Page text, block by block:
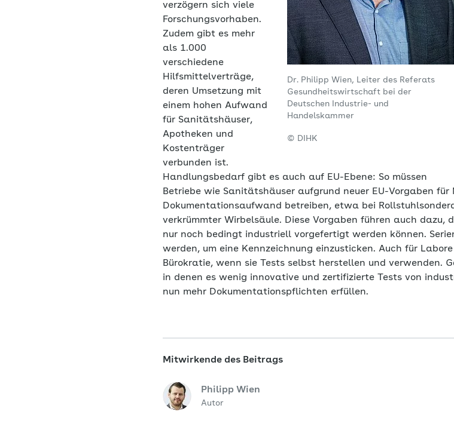
Dr. Philipp Wien, Leiter des Referats
Gesundheits­wirtschaft bei der
Deutschen Industrie- und
Handelskammer
© DIHK
verzögern sich viele
Forschungsvorhaben.
Zudem gibt es mehr
als 1.000
verschiedene
Hilfsmittelverträge,
deren Umsetzung mit
einem hohen Aufwand
für Sanitätshäuser,
Apotheken und
Kostenträger
verbunden ist.
Handlungsbedarf gibt es auch auf EU-Ebene: So müssen
Betriebe wie Sanitätshäuser aufgrund neuer EU-Vorgaben
Dokumentationsaufwand betreiben, etwa bei
verkrümmter Wirbelsäule. Diese Vorgaben führen auch dazu,
nur noch bedingt industriell vorgefertigt werden können.
werden, um eine Kennzeichnung einzusticken. Auch für
Bürokratie, wenn sie Tests selbst herstellen und verwenden.
in denen es wenig innovative und zertifizierte Tests von
nun mehr Dokumentationspflichten erfüllen.
Mitwirkende des Beitrags
Philipp Wien
Autor